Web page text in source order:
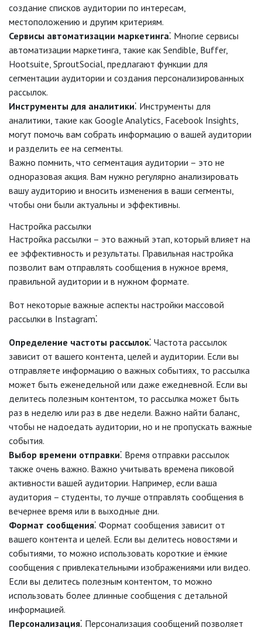
создание списков аудитории по интересам,
местоположению и другим критериям.
Сервисы автоматизации маркетинга⁚ Многие сервисы
автоматизации маркетинга, такие как Sendible, Buffer,
Hootsuite, SproutSocial, предлагают функции для
сегментации аудитории и создания персонализированных
рассылок.
Инструменты для аналитики⁚ Инструменты для
аналитики, такие как Google Analytics, Facebook Insights,
могут помочь вам собрать информацию о вашей аудитории
и разделить ее на сегменты.
Важно помнить, что сегментация аудитории – это не
одноразовая акция. Вам нужно регулярно анализировать
вашу аудиторию и вносить изменения в ваши сегменты,
чтобы они были актуальны и эффективны.
Настройка рассылки
Настройка рассылки – это важный этап, который влияет на
ее эффективность и результаты. Правильная настройка
позволит вам отправлять сообщения в нужное время,
правильной аудитории и в нужном формате.
Вот некоторые важные аспекты настройки массовой
рассылки в Instagram⁚
Определение частоты рассылок⁚ Частота рассылок
зависит от вашего контента, целей и аудитории. Если вы
отправляете информацию о важных событиях, то рассылка
может быть еженедельной или даже ежедневной. Если вы
делитесь полезным контентом, то рассылка может быть
раз в неделю или раз в две недели. Важно найти баланс,
чтобы не надоедать аудитории, но и не пропускать важные
события.
Выбор времени отправки⁚ Время отправки рассылок
также очень важно. Важно учитывать времена пиковой
активности вашей аудитории. Например, если ваша
аудитория – студенты, то лучше отправлять сообщения в
вечернее время или в выходные дни.
Формат сообщения⁚ Формат сообщения зависит от
вашего контента и целей. Если вы делитесь новостями и
событиями, то можно использовать короткие и ёмкие
сообщения с привлекательными изображениями или видео.
Если вы делитесь полезным контентом, то можно
использовать более длинные сообщения с детальной
информацией.
Персонализация⁚ Персонализация сообщений позволяет